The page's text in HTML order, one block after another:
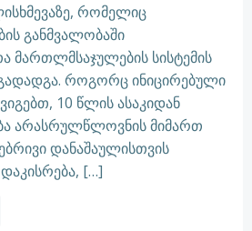
რომელიც
განმვალობაში
სისტემის
გადადგა. როგორც ინიცირებული
10 წლის ასაკიდან
არასრულწლოვნის მიმართ
დანაშაულისთვის
[…]